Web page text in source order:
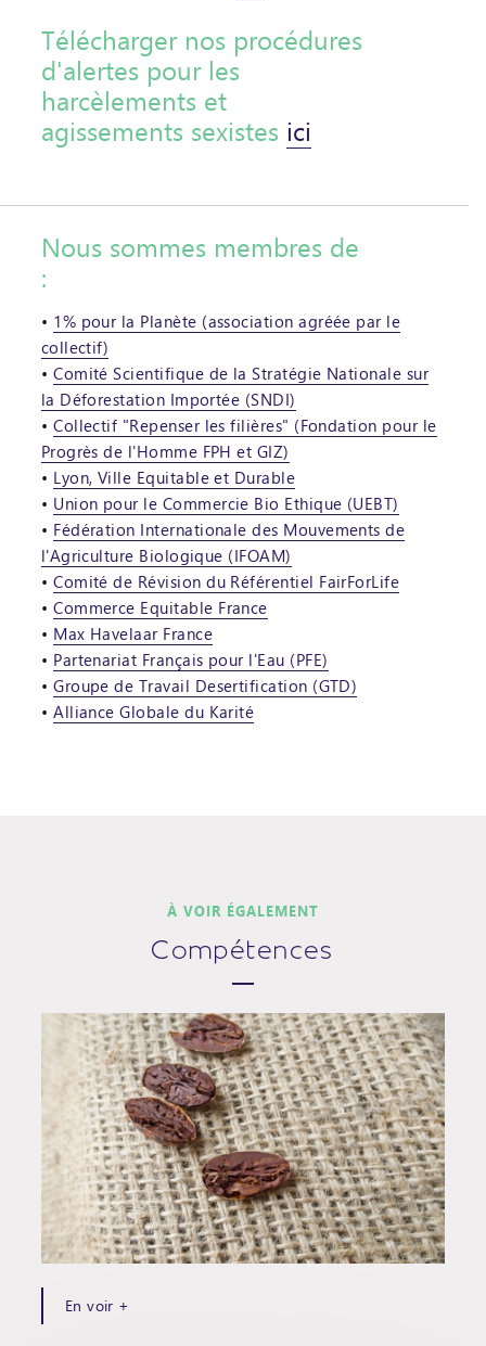
Télécharger nos procédures
d'alertes pour les
harcèlements et
agissements sexistes ici
Nous sommes membres de
:
1% pour la Planète (association agréée par le
collectif)
Comité Scientifique de la Stratégie Nationale sur
la Déforestation Importée (SNDI)
Collectif "Repenser les filières" (Fondation pour le
Progrès de l'Homme FPH et GIZ)
Lyon, Ville Equitable et Durable
Union pour le Commercie Bio Ethique (UEBT)
Fédération Internationale des Mouvements de
l'Agriculture Biologique (IFOAM)
Comité de Révision du Référentiel FairForLife
Commerce Equitable France
Max Havelaar France
Partenariat Français pour l'Eau (PFE)
Groupe de Travail Desertification (GTD)
Alliance Globale du Karité
À VOIR ÉGALEMENT
Compétences
En voir +